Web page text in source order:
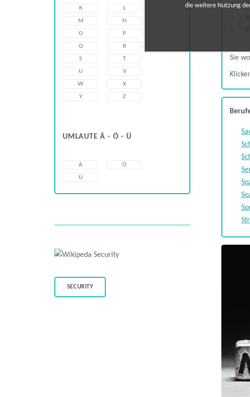
Sie
K
L
M
N
O
P
Q
R
S
T
U
V
W
X
Y
Z
UMLAUTE Ä - Ö - Ü
Ä
Ö
Ü
SECURITY
die weitere Nutzung